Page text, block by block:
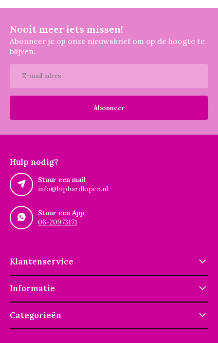
Nooit meer iets missen!
Abonneer je op onze nieuwsbrief om op de hoogte te
blijven.
Abonneer
Hulp nodig?
Stuur een mail
info@hiphardlopen.nl
Stuur een App
06-20973171
Klantenservice
Informatie
Categorieën